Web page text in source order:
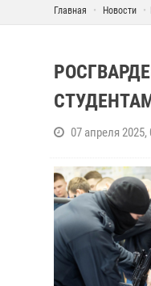
Главная Новости
07 апреля 2025,